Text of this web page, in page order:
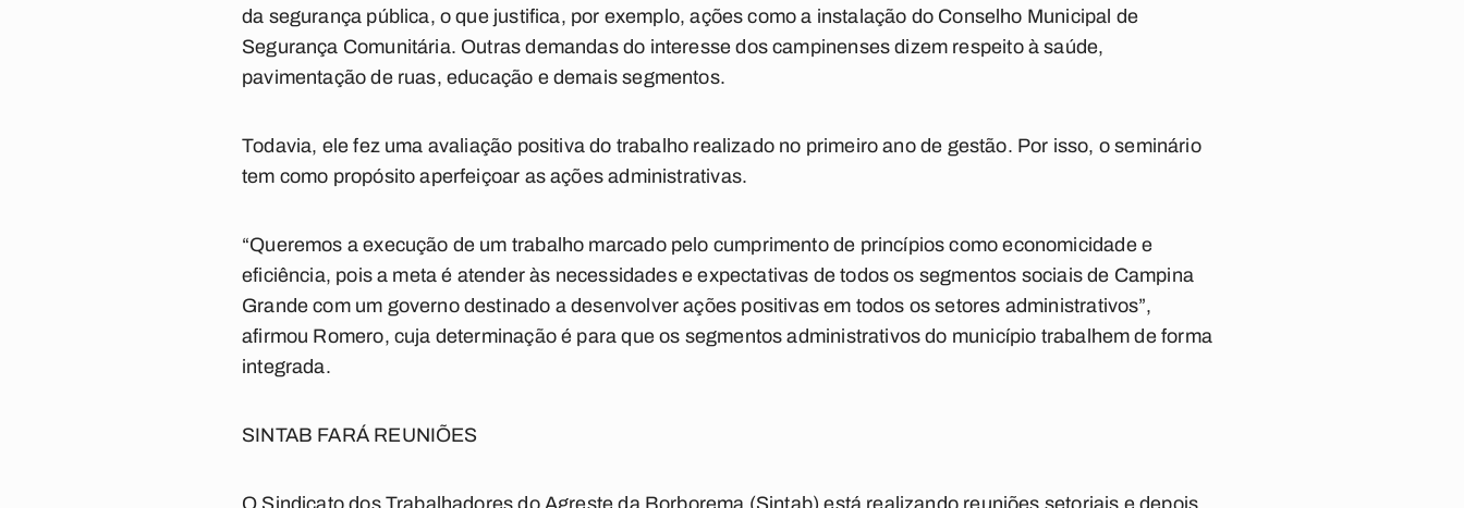
da segurança pública, o que justifica, por exemplo, ações como a instalação do Conselho Municipal de
Segurança Comunitária. Outras demandas do interesse dos campinenses dizem respeito à saúde,
pavimentação de ruas, educação e demais segmentos.
Todavia, ele fez uma avaliação positiva do trabalho realizado no primeiro ano de gestão. Por isso, o seminário
tem como propósito aperfeiçoar as ações administrativas.
“Queremos a execução de um trabalho marcado pelo cumprimento de princípios como economicidade e
eficiência, pois a meta é atender às necessidades e expectativas de todos os segmentos sociais de Campina
Grande com um governo destinado a desenvolver ações positivas em todos os setores administrativos”,
afirmou Romero, cuja determinação é para que os segmentos administrativos do município trabalhem de forma
integrada.
SINTAB FARÁ REUNIÕES
O Sindicato dos Trabalhadores do Agreste da Borborema (Sintab) está realizando reuniões setoriais e depois